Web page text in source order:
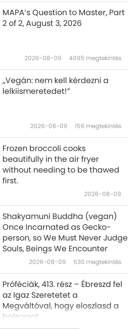
Válogatás Tatian
1/2 rész
Az erényről: Szókratésztől
művéből, 1/2 rész
Válogatás dél-nigériai népi
történetekből, 1/2 rész
megtekintés
A Nap, a Hold, és a Víz Istennő
magasztalása: válogatás a
zoroasztrizmus jasztjaiból, 1/2
3370
MAPA’s Question to Master, Part
2 of 2, August 3, 2026
2026-08-09 4095 megtekintés
„Vegán: nem kell kérdezni a
lelkiismeretedet!”
2026-08-09 156 megtekintés
Frozen broccoli cooks
beautifully in the air fryer
without needing to be thawed
first.
2026-08-09
Shakyamuni Buddha (vegan)
Once Incarnated as Gecko-
person, so We Must Never Judge
Souls, Beings We Encounter
2026-08-09 530 megtekintés
Próféciák, 413. rész – Ébreszd fel
az Igaz Szeretetet a
Megváltóval, hogy eloszlasd a
balsorsot